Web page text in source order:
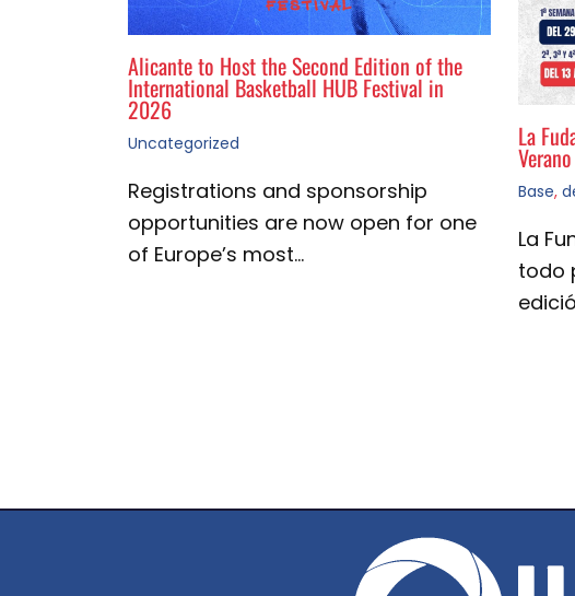
Alicante to Host the Second Edition of the
International Basketball HUB Festival in
2026
Uncategorized
Registrations and sponsorship
opportunities are now open for one
of Europe’s most…
La
Base,
La
todo